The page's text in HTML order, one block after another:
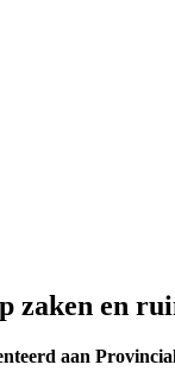
zaken en
aan